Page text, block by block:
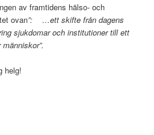
av framtidens hälso- och
ovan”: …ett skifte från dagens
sjukdomar och institutioner till ett
helg!